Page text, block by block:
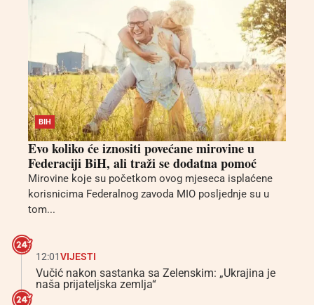
BIH
Evo koliko će iznositi povećane mirovine u
Federaciji BiH, ali traži se dodatna pomoć
Mirovine koje su početkom ovog mjeseca isplaćene
korisnicima Federalnog zavoda MIO posljednje su u
tom...
12:01VIJESTI
Vučić nakon sastanka sa Zelenskim: „Ukrajina je
naša prijateljska zemlja“